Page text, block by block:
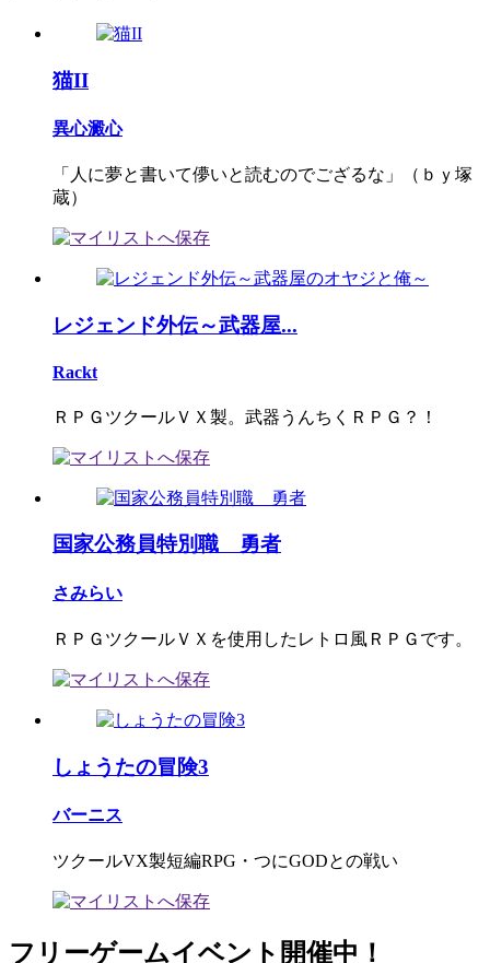
猫II
異心澱心
「人に夢と書いて儚いと読むのでござるな」（ｂｙ塚
蔵）
レジェンド外伝～武器屋...
Rackt
ＲＰＧツクールＶＸ製。武器うんちくＲＰＧ？！
国家公務員特別職 勇者
さみらい
ＲＰＧツクールＶＸを使用したレトロ風ＲＰＧです。
しょうたの冒険3
バーニス
ツクールVX製短編RPG・つにGODとの戦い
フリーゲームイベント開催中！